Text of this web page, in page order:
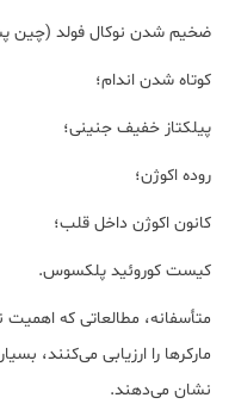
ضخیم شدن نوکال فولد (چین
کوتاه شدن اندام؛
پیلکتاز خفیف جنینی؛
روده اکوژن؛
کانون اکوژن داخل قلب؛
کیست کوروئید پلکسوس.
متأسفانه، مطالعاتی که
مارکرها را ارزیابی می‌کنند،
نشان می‌دهند.